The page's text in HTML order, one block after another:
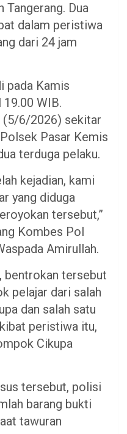
Tangerang. Dua
dalam peristiwa
dari 24 jam
pada Kamis
WIB.
(5/6/2026) sekitar
Pasar Kemis
terduga pelaku.
kejadian, kami
yang diduga
tersebut,”
Kombes Pol
Amirullah.
bentrokan tersebut
pelajar dari salah
dan salah satu
peristiwa itu,
Cikupa
tersebut, polisi
barang bukti
tawuran